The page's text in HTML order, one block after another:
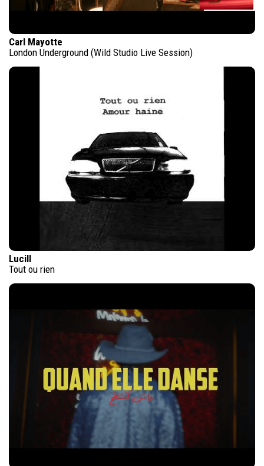
Carl Mayotte
London Underground (Wild Studio Live Session)
Lucill
Tout ou rien